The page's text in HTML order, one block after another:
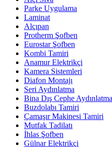
Parke Uygulama
Laminat
Alçıpan
Protherm Şofben
Eurostar Şofben
Kombi Tamiri
Anamur Elektrikçi
Kamera Sistemleri
Diafon Montajı
Seri Aydınlatma
Bina Dış Cephe Aydınlatma
Buzdolabı Tamiri
Çamaşır Makinesi Tamiri
Mutfak Tadilatı
İhlas Şofben
Gülnar Elektrikçi